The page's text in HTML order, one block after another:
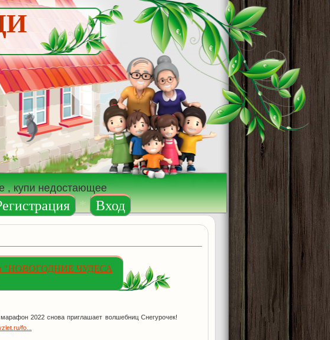
, купи недостающее
* Вход
"НОВОГОДНИЕ ЧУДЕСА
2022 снова приглашает волшебниц Снегурочек!
fo...